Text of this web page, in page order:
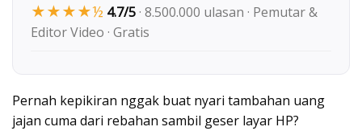
★★★★½ 4.7/5· 8.500.000 ulasan · Pemutar &
Editor Video · Gratis
Pernah kepikiran nggak buat nyari tambahan uang
jajan cuma dari rebahan sambil geser layar HP?